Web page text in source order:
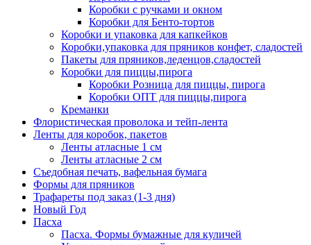
Коробки с ручками и окном
Коробки для Бенто-тортов
Коробки и упаковка для капкейков
Коробки,упаковка для пряников конфет, сладостей
Пакеты для пряников,леденцов,сладостей
Коробки для пиццы,пирога
Коробки Розница для пиццы, пирога
Коробки ОПТ для пиццы,пирога
Креманки
Флористическая проволока и тейп-лента
Ленты для коробок, пакетов
Ленты атласные 1 см
Ленты атласные 2 см
Съедобная печать, вафельная бумага
Формы для пряников
Трафареты под заказ (1-3 дня)
Новый Год
Пасха
Пасха. Формы бумажные для куличей